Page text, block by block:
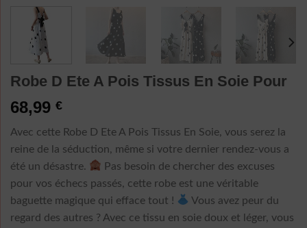
Robe D Ete A Pois Tissus En Soie Pour
68,99 €
Avec cette Robe D Ete A Pois Tissus En Soie, vous serez la
reine de la séduction, même si votre dernier rendez-vous a
été un désastre.
Pas besoin de chercher des excuses
pour vos échecs passés, cette robe est une véritable
baguette magique qui efface tout !
Vous avez peur du
regard des autres ? Avec ce tissu en soie doux et léger, vous